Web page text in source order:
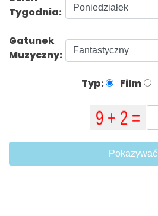
Tygodnia:
Gatunek
Muzyczny:
Typ: Film
Pokazywać